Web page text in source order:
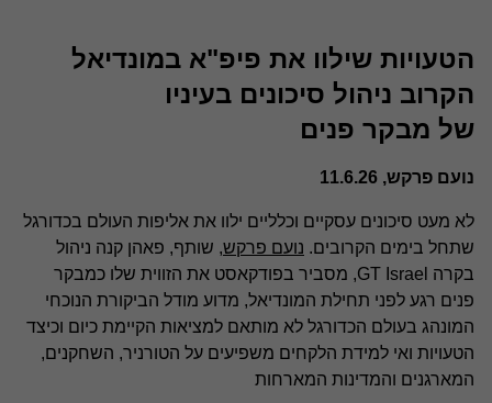
הטעויות שילוו את פיפ"א במונדיאל
הקרוב ניהול סיכונים בעיניו
של מבקר פנים
נועם פרקש, 11.6.26
לא מעט סיכונים עסקיים וכלליים ילוו את אליפות העולם בכדורגל
שתחל בימים הקרובים. נועם פרקש, שותף, פאהן קנה ניהול
בקרה GT Israel, מסביר בפודקאסט את הזווית שלו כמבקר
פנים רגע לפני תחילת המונדיאל, מדוע מודל הביקורת הנוכחי
המונהג בעולם הכדורגל לא מותאם למציאות הקיימת כיום וכיצד
הטעויות ואי למידת הלקחים משפיעים על הטורניר, השחקנים,
המארגנים והמדינות המארחות